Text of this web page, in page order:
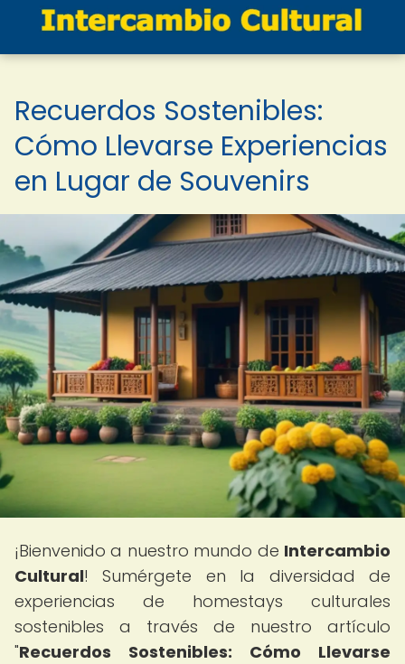
Recuerdos Sostenibles:
Cómo Llevarse Experiencias
en Lugar de Souvenirs
¡Bienvenido a nuestro mundo de Intercambio
Cultural! Sumérgete en la diversidad de
experiencias de homestays culturales
sostenibles a través de nuestro artículo
"Recuerdos Sostenibles: Cómo Llevarse